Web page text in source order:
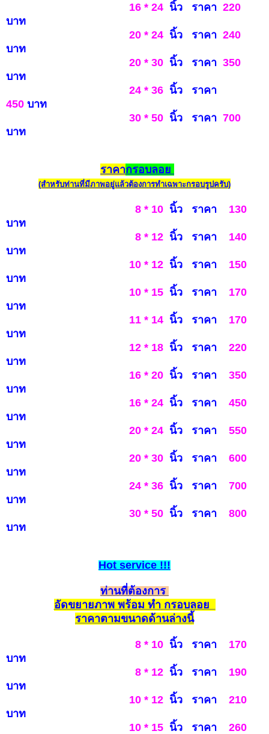
16 * 24 นิ้ว ราคา 220
บาท
20 * 24 นิ้ว ราคา 240
บาท
20 * 30 นิ้ว ราคา 350
บาท
24 * 36 นิ้ว ราคา
450 บาท
30 * 50 นิ้ว ราคา 700
บาท
ราคากรอบลอย
(สำหรับท่านที่มีภาพอยู่แล้วต้องการทำเฉพาะกรอบรูปครับ)
8 * 10 นิ้ว ราคา 130
บาท
8 * 12 นิ้ว ราคา 140
บาท
10 * 12 นิ้ว ราคา 150
บาท
10 * 15 นิ้ว ราคา 170
บาท
11 * 14 นิ้ว ราคา
170
บาท
12 * 18 นิ้ว ราคา 220
บาท
16 * 20 นิ้ว ราคา 350
บาท
16 * 24 นิ้ว ราคา 450
บาท
20 * 24 นิ้ว ราคา
550
บาท
20 * 30 นิ้ว ราคา 600
บาท
24 * 36 นิ้ว ราคา 700
บาท
30 * 50 นิ้ว ราคา 800
บาท
Hot service !!!
ท่านที่ต้องการ
อัดขยายภาพ พร้อม ทำ กรอบลอย
ราคาตามขนาดด้านล่างนี้
8 * 10 นิ้ว ราคา 170
บาท
8 * 12 นิ้ว ราคา 190
บาท
10 * 12 นิ้ว ราคา 210
บาท
10 * 15 นิ้ว ราคา 260